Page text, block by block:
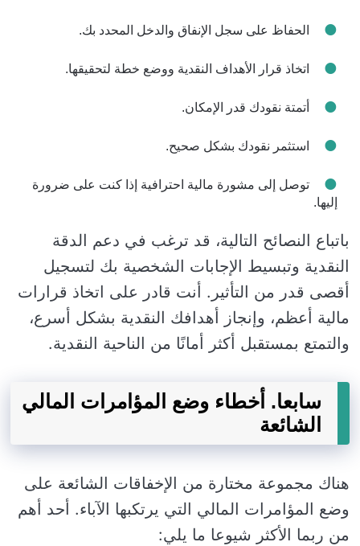
الحفاظ على سجل الإنفاق والدخل المحدد بك.
اتخاذ قرار الأهداف النقدية ووضع خطة لتحقيقها.
أتمتة نقودك قدر الإمكان.
استثمر نقودك بشكل صحيح.
توصل إلى مشورة مالية احترافية إذا كنت على ضرورة
إليها.
باتباع النصائح التالية، قد ترغب في دعم الدقة
النقدية وتبسيط الإجابات الشخصية بك لتسجيل
أقصى قدر من التأثير. أنت قادر على اتخاذ قرارات
مالية أعظم، وإنجاز أهدافك النقدية بشكل أسرع،
والتمتع بمستقبل أكثر أمانًا من الناحية النقدية.
سابعا. أخطاء وضع المؤامرات المالي
الشائعة
هناك مجموعة مختارة من الإخفاقات الشائعة على
وضع المؤامرات المالي التي يرتكبها الآباء. أحد أهم
من ربما الأكثر شيوعا ما يلي: